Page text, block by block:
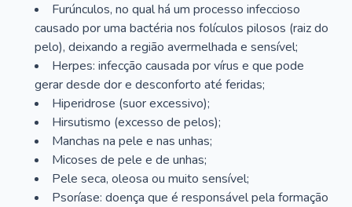
Furúnculos, no qual há um processo infeccioso
causado por uma bactéria nos folículos pilosos (raiz do
pelo), deixando a região avermelhada e sensível;
Herpes: infecção causada por vírus e que pode
gerar desde dor e desconforto até feridas;
Hiperidrose (suor excessivo);
Hirsutismo (excesso de pelos);
Manchas na pele e nas unhas;
Micoses de pele e de unhas;
Pele seca, oleosa ou muito sensível;
Psoríase: doença que é responsável pela formação